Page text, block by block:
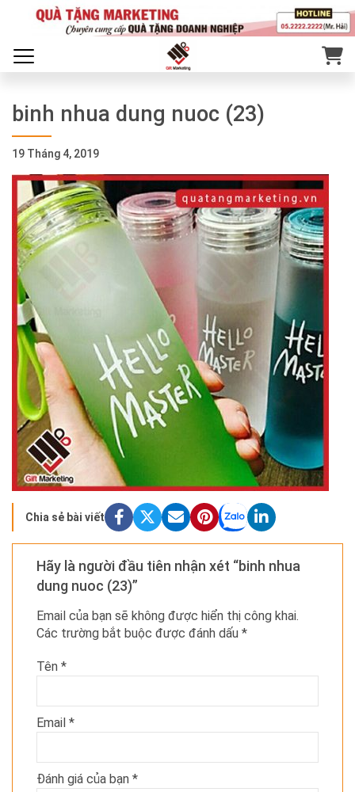
binh nhua dung nuoc (23)
19 Tháng 4, 2019
Chia sẻ bài viết
Hãy là người đầu tiên nhận xét “binh nhua
dung nuoc (23)”
Email của bạn sẽ không được hiển thị công khai.
Các trường bắt buộc được đánh dấu *
Tên *
Email *
Đánh giá của bạn *